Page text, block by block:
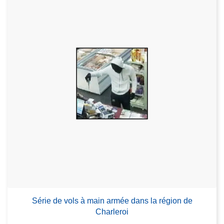
Série de vols à main armée dans la région de
Charleroi